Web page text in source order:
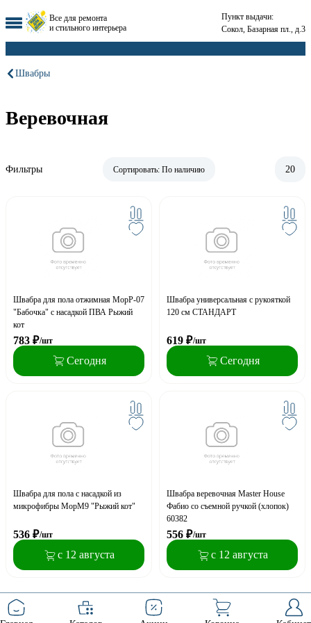
Все для ремонта
и стильного интерьера
Пункт выдачи:
Сокол, Базарная пл., д.3
Швабры
Веревочная
Фильтры Сортировать: По наличию 20
Швабра для пола отжимная MopP-07
"Бабочка" с насадкой ПВА Рыжий
кот
783 ₽/шт
Сегодня
Швабра универсальная с рукояткой
120 см СТАНДАРТ
619 ₽/шт
Сегодня
Швабра для пола с насадкой из
микрофибры MopM9 "Рыжий кот"
536 ₽/шт
с 12 августа
Швабра веревочная Master House
Фабио со съемной ручкой (хлопок)
60382
556 ₽/шт
с 12 августа